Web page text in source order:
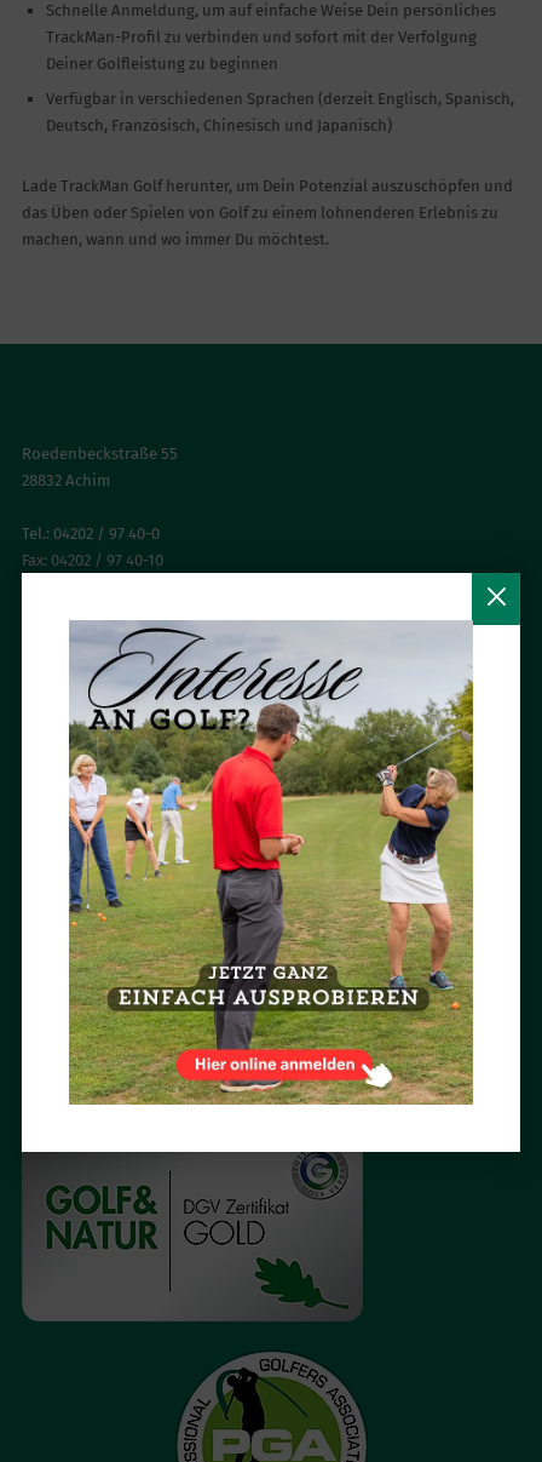
Schnelle Anmeldung, um auf einfache Weise Dein persönliches
TrackMan-Profil zu verbinden und sofort mit der Verfolgung
Deiner Golfleistung zu beginnen
Verfügbar in verschiedenen Sprachen (derzeit Englisch, Spanisch,
Deutsch, Französisch, Chinesisch und Japanisch)
Lade TrackMan Golf herunter, um Dein Potenzial auszuschöpfen und
das Üben oder Spielen von Golf zu einem lohnenderen Erlebnis zu
machen, wann und wo immer Du möchtest.
Roedenbeckstraße 55
28832 Achim
Tel.: 04202 / 97 40-0
Fax: 04202 / 97 40-10
BESUCH UNS AUF FACEBOOK
NEWSLETTER ABONNIEREN
Mit dem Newsletter des Achimer Golfclubs bist Du immer aktuell und
ganz persönlich informiert.
Jetzt abonnieren »
BESUCH UNS AUF INSTAGRAM
AUSGEZEICHNET
Im Achimer Golfclub ausgezeichnet Golf spielen und Golf lernen.